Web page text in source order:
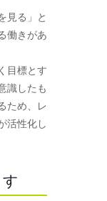
見る」と
働きがあ
目標とす
識したも
ため、レ
活性化し